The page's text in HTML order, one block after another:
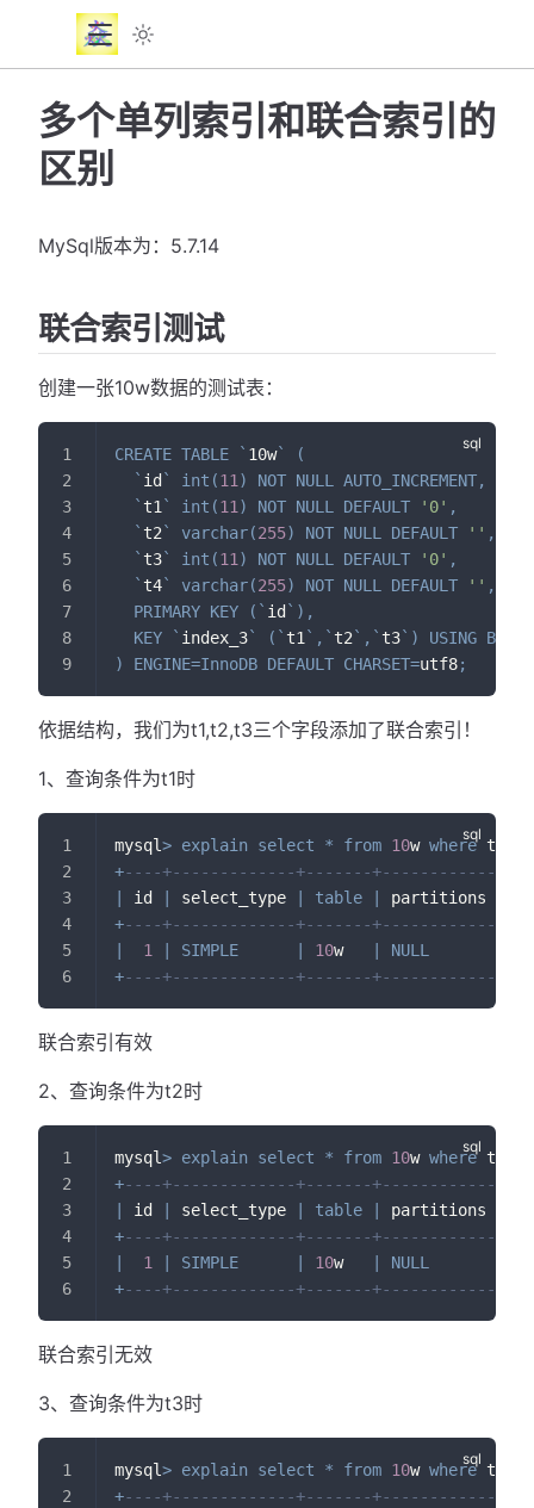
多个单列索引和联合索引的
区别
MySql版本为：5.7.14
联合索引测试
创建一张10w数据的测试表：
CREATE TABLE ` 10w`
(
` id ` int (11) NOT NULL AUTO_INCREMENT,
` t1` int (11) NOT NULL DEFAULT '0' ,
` t2` varchar(255) NOT NULL DEFAULT '' ,
` t3` int (11) NOT NULL DEFAULT '0' ,
` t4` varchar(255) NOT NULL DEFAULT '' ,
PRIMARY KEY ( ` id ` ) ,
KEY
` index_3` ( ` t1` , ` t2` , ` t3` ) USING BTREE
)
ENGINE=InnoDB DEFAULT CHARSET=utf8;
依据结构，我们为t1,t2,t3三个字段添加了联合索引！
1、查询条件为t1时
mysql> explain select * from 10w where t1
+----+-------------+-------+------------
id select_type table partitions
+----+-------------+-------+------------
1 SIMPLE 10w NULL
+----+-------------+-------+------------
联合索引有效
2、查询条件为t2时
mysql> explain select * from 10w where t2
+----+-------------+-------+------------
id select_type table partitions
+----+-------------+-------+------------
1 SIMPLE 10w NULL
+----+-------------+-------+------------
联合索引无效
3、查询条件为t3时
mysql> explain select * from 10w where t3
+----+-------------+-------+------------